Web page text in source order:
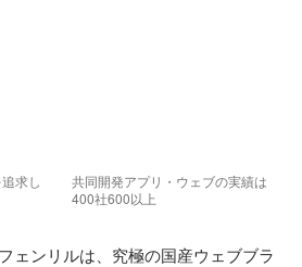
求し
共同開発アプリ・ウェブの実績は
400社600以上
ェンリルは、究極の国産ウェブブラ